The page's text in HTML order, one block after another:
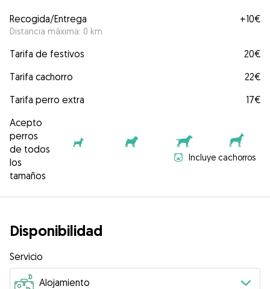
Recogida/Entrega
Distancia máxima: 0 km
+10€
Tarifa de festivos
20€
Tarifa cachorro
22€
Tarifa perro extra
17€
Acepto
perros
de todos
los
tamaños
Incluye cachorros
Disponibilidad
Servicio